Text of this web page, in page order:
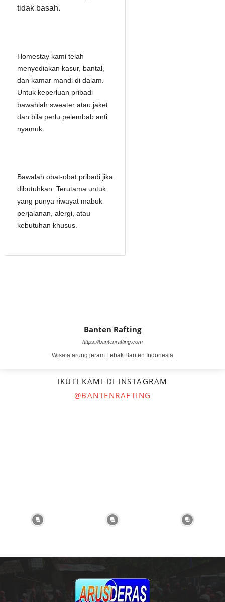
tidak basah.
Homestay kami telah
menyediakan kasur, bantal,
dan kamar mandi di dalam.
Untuk keperluan pribadi
bawahlah sweater atau jaket
dan bila perlu pelembab anti
nyamuk.
Bawalah obat-obat pribadi jika
dibutuhkan. Terutama untuk
yang punya riwayat mabuk
perjalanan, alergi, atau
kebutuhan khusus.
Banten Rafting
https://bantenrafting.com
Wisata arung jeram Lebak Banten Indonesia
IKUTI KAMI DI INSTAGRAM
@BANTENRAFTING